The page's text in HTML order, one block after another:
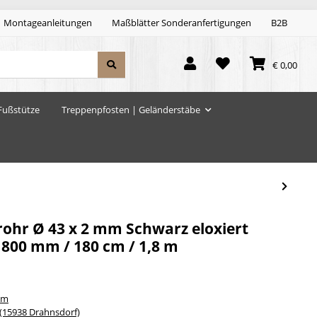
Montageanleitungen Maßblätter Sonderanfertigungen B2B
€ 0,00
Treppenpfosten | Geländerstäbe
Ø 43 x 2 mm Schwarz eloxiert
mm / 180 cm / 1,8 m
Drahnsdorf)